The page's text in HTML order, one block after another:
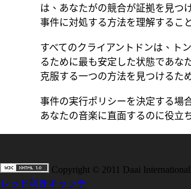
は、あなたがの競合が証拠を見つ
事件に対処する方法を理解するこ
すべてのクライアントドンは、ト
るために最も安定した状態であな
克服する一つの方法を見つけるた
事件の実行ポリシーを決定する場
あなたの音楽に直面するのに役立
Copyright © 2011 Daai
レッド利きキャッチ